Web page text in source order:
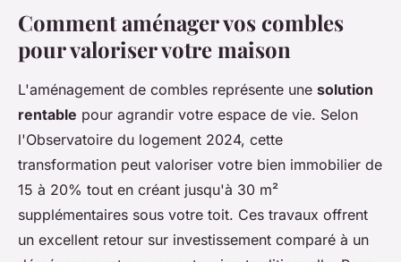
Comment aménager vos combles
pour valoriser votre maison
L'aménagement de combles représente une solution
rentable pour agrandir votre espace de vie. Selon
l'Observatoire du logement 2024, cette
transformation peut valoriser votre bien immobilier de
15 à 20% tout en créant jusqu'à 30 m²
supplémentaires sous votre toit. Ces travaux offrent
un excellent retour sur investissement comparé à un